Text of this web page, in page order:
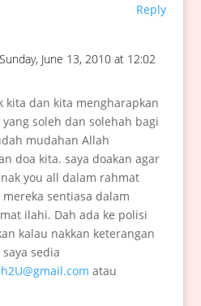
Reply
June 13, 2010 at 12:02
kita dan kita mengharapkan
soleh dan solehah bagi
mudahan Allah
doa kita. saya doakan agar
you all dalam rahmat
sentiasa dalam
ilahi. Dah ada ke polisi
kalau nakkan keterangan
sedia
atau